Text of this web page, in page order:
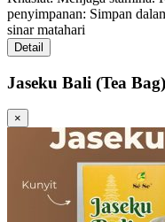
penyimpanan: Simpan
sinar matahari
Detail
Jaseku Bali (Tea Bag)
×